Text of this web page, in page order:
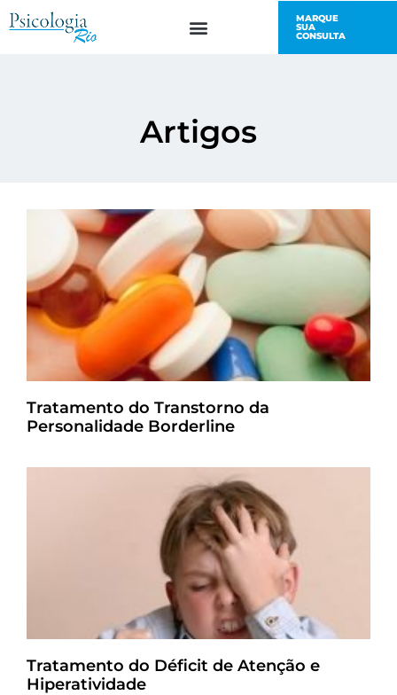
MARQUE
SUA
CONSULTA
Artigos
Tratamento do Transtorno da
Personalidade Borderline
Tratamento do Déficit de Atenção e
Hiperatividade